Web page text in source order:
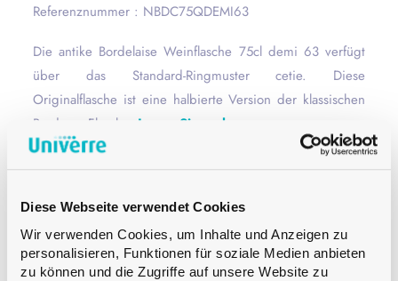
Diese Webseite verwendet Cookies
Wir verwenden Cookies, um Inhalte und Anzeigen zu
personalisieren, Funktionen für soziale Medien anbieten
zu können und die Zugriffe auf unsere Website zu
Referenznummer : NBDC75QDEMI63
Die antike Bordelaise Weinflasche 75cl demi 63 verfügt
über das Standard-Ringmuster cetie. Diese
Originalflasche ist eine halbierte Version der klassischen
Bordeaux-Flasche. Lesen Sie mehr
Mündung
Band
Gewicht
600 g
Höhe
227.0 mm